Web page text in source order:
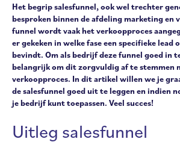
Het begrip salesfunnel, ook wel trechter
besproken binnen de afdeling marketing en
funnel wordt vaak het verkoopproces
er gekeken in welke fase een specifieke lead
bevindt. Om als bedrijf deze funnel goed in
belangrijk om dit zorgvuldig af te stemmen
verkoopproces. In dit artikel willen we je
de salesfunnel goed uit te leggen en indien
je bedrijf kunt toepassen. Veel succes!
Uitleg salesfunnel